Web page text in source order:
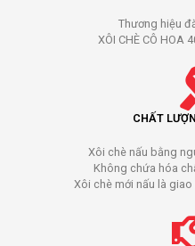
Thương hiệu
XÔI CHÈ CÔ HOA
CHẤT
Xôi chè nấu bằng
Không chứa hóa
Xôi chè mới nấu là